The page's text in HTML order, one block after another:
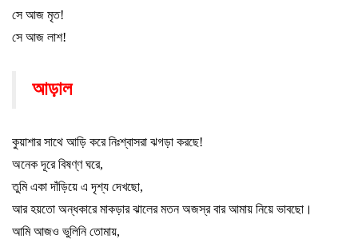
সে আজ মৃত!
সে আজ লাশ!
আড়াল
কুয়াশার সাথে আড়ি করে নিঃশ্বাসরা ঝগড়া করছে!
অনেক দূরে বিষণ্ণ ঘরে,
তুমি একা দাঁড়িয়ে এ দৃশ্য দেখছো,
আর হয়তো অন্ধকারে মাকড়ার ঝালের মতন অজস্র বার আমায় নিয়ে ভাবছো ।
আমি আজও ভুলিনি তোমায়,